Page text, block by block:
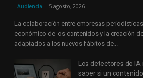
Audiencia 5 agosto, 2026
La colaboración entre empresas
económico de los contenidos y la creación
adaptados a los nuevos hábitos de...
Los detectores de
saber si un